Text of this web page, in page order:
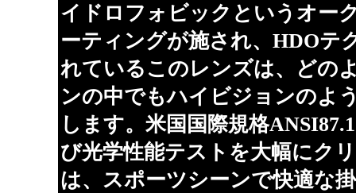
イドロフォビックというオー
ーティングが施され、HDOテ
れているこのレンズは、どの
ンの中でもハイビジョンのよ
します。米国国際規格
び光学性能テストを大幅にク
は、スポーツシーンで快適な